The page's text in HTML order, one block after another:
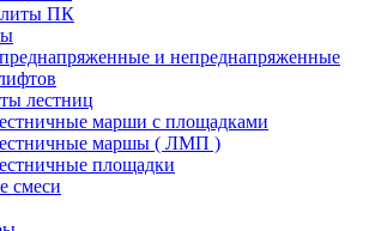
ПК
и непреднапряженные
лестниц
марши с площадками
маршы ( ЛМП )
площадки
смеси